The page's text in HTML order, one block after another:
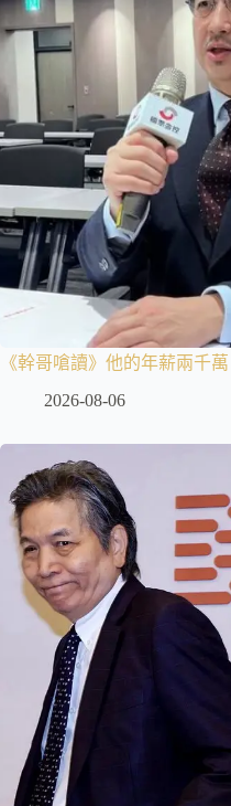
《幹哥嗆讀》他的年薪兩千萬
2026-08-06